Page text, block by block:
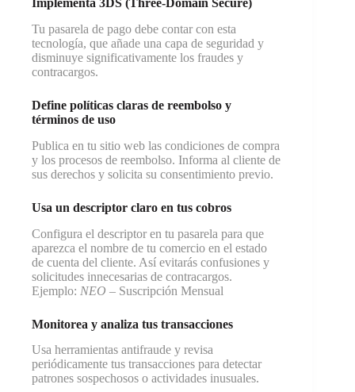
Implementa 3DS (Three-Domain Secure)
Tu pasarela de pago debe contar con esta
tecnología, que añade una capa de seguridad y
disminuye significativamente los fraudes y
contracargos.
Define políticas claras de reembolso y
términos de uso
Publica en tu sitio web las condiciones de compra
y los procesos de reembolso. Informa al cliente de
sus derechos y solicita su consentimiento previo.
Usa un descriptor claro en tus cobros
Configura el descriptor en tu pasarela para que
aparezca el nombre de tu comercio en el estado
de cuenta del cliente. Así evitarás confusiones y
solicitudes innecesarias de contracargos.
Ejemplo: NEO – Suscripción Mensual
Monitorea y analiza tus transacciones
Usa herramientas antifraude y revisa
periódicamente tus transacciones para detectar
patrones sospechosos o actividades inusuales.